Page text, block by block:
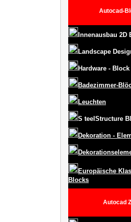
Autocad-
Innenausbau 2D
Landscape
Hardware - Block
Badezimmer-
Leuchten
S teel Structure
Dekoration -
Europäische
Blocks
Autocad